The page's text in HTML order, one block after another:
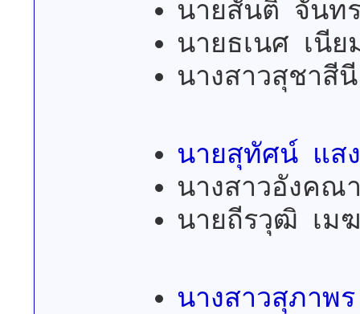
นายสันติ จัน
นายธเนศ
นางสาวสุชา
นายสุทัศน์
นางสาวอังค
นายถีรวุฒิ
นางสาวสุภา